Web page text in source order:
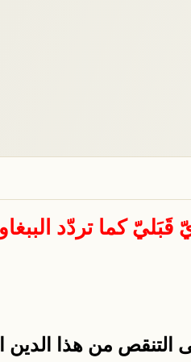
كما تردّد
التنقص من هذا الدين